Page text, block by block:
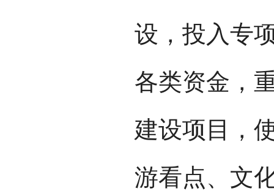
设，投入专
各类资金，
建设项目，
游看点、文